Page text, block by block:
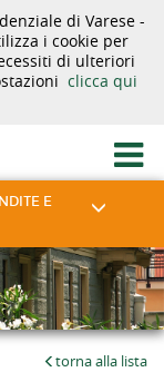
di Varese -
i cookie per
di ulteriori
clicca qui
E
torna alla lista